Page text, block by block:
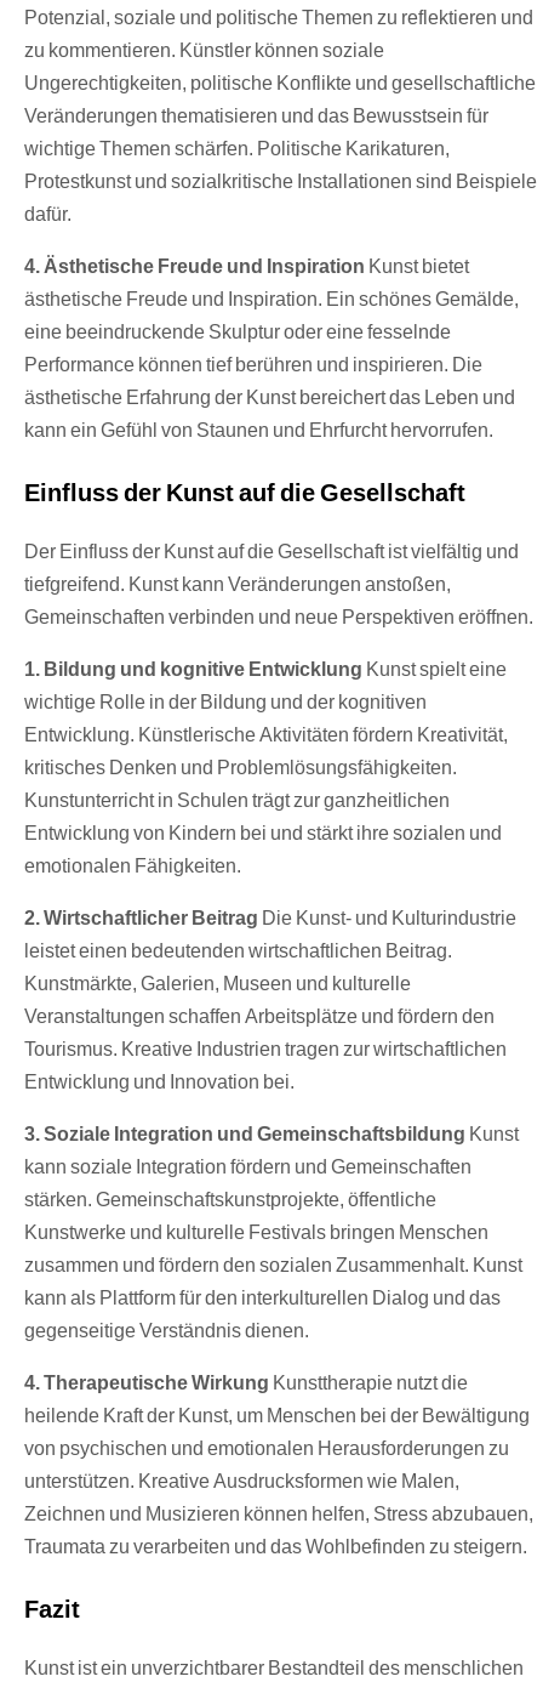
Potenzial, soziale und politische Themen zu reflektieren und
zu kommentieren. Künstler können soziale
Ungerechtigkeiten, politische Konflikte und gesellschaftliche
Veränderungen thematisieren und das Bewusstsein für
wichtige Themen schärfen. Politische Karikaturen,
Protestkunst und sozialkritische Installationen sind Beispiele
dafür.
4. Ästhetische Freude und Inspiration Kunst bietet
ästhetische Freude und Inspiration. Ein schönes Gemälde,
eine beeindruckende Skulptur oder eine fesselnde
Performance können tief berühren und inspirieren. Die
ästhetische Erfahrung der Kunst bereichert das Leben und
kann ein Gefühl von Staunen und Ehrfurcht hervorrufen.
Einfluss der Kunst auf die Gesellschaft
Der Einfluss der Kunst auf die Gesellschaft ist vielfältig und
tiefgreifend. Kunst kann Veränderungen anstoßen,
Gemeinschaften verbinden und neue Perspektiven eröffnen.
1. Bildung und kognitive Entwicklung Kunst spielt eine
wichtige Rolle in der Bildung und der kognitiven
Entwicklung. Künstlerische Aktivitäten fördern Kreativität,
kritisches Denken und Problemlösungsfähigkeiten.
Kunstunterricht in Schulen trägt zur ganzheitlichen
Entwicklung von Kindern bei und stärkt ihre sozialen und
emotionalen Fähigkeiten.
2. Wirtschaftlicher Beitrag Die Kunst- und Kulturindustrie
leistet einen bedeutenden wirtschaftlichen Beitrag.
Kunstmärkte, Galerien, Museen und kulturelle
Veranstaltungen schaffen Arbeitsplätze und fördern den
Tourismus. Kreative Industrien tragen zur wirtschaftlichen
Entwicklung und Innovation bei.
3. Soziale Integration und Gemeinschaftsbildung Kunst
kann soziale Integration fördern und Gemeinschaften
stärken. Gemeinschaftskunstprojekte, öffentliche
Kunstwerke und kulturelle Festivals bringen Menschen
zusammen und fördern den sozialen Zusammenhalt. Kunst
kann als Plattform für den interkulturellen Dialog und das
gegenseitige Verständnis dienen.
4. Therapeutische Wirkung Kunsttherapie nutzt die
heilende Kraft der Kunst, um Menschen bei der Bewältigung
von psychischen und emotionalen Herausforderungen zu
unterstützen. Kreative Ausdrucksformen wie Malen,
Zeichnen und Musizieren können helfen, Stress abzubauen,
Traumata zu verarbeiten und das Wohlbefinden zu steigern.
Fazit
Kunst ist ein unverzichtbarer Bestandteil des menschlichen